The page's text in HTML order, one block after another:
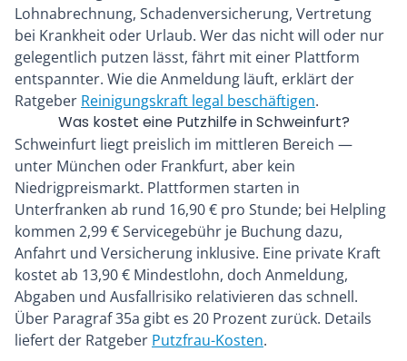
Lohnabrechnung, Schadenversicherung, Vertretung
bei Krankheit oder Urlaub. Wer das nicht will oder nur
gelegentlich putzen lässt, fährt mit einer Plattform
entspannter. Wie die Anmeldung läuft, erklärt der
Ratgeber Reinigungskraft legal beschäftigen.
Was kostet eine Putzhilfe in Schweinfurt?
Schweinfurt liegt preislich im mittleren Bereich —
unter München oder Frankfurt, aber kein
Niedrigpreismarkt. Plattformen starten in
Unterfranken ab rund 16,90 € pro Stunde; bei Helpling
kommen 2,99 € Servicegebühr je Buchung dazu,
Anfahrt und Versicherung inklusive. Eine private Kraft
kostet ab 13,90 € Mindestlohn, doch Anmeldung,
Abgaben und Ausfallrisiko relativieren das schnell.
Über Paragraf 35a gibt es 20 Prozent zurück. Details
liefert der Ratgeber Putzfrau-Kosten.